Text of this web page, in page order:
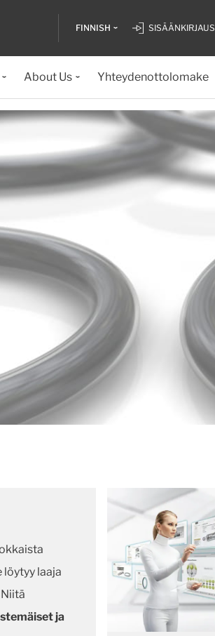
FINNISH SISÄÄNKIRJAUS
About Us Yhteydenottolomake
laaja
ja